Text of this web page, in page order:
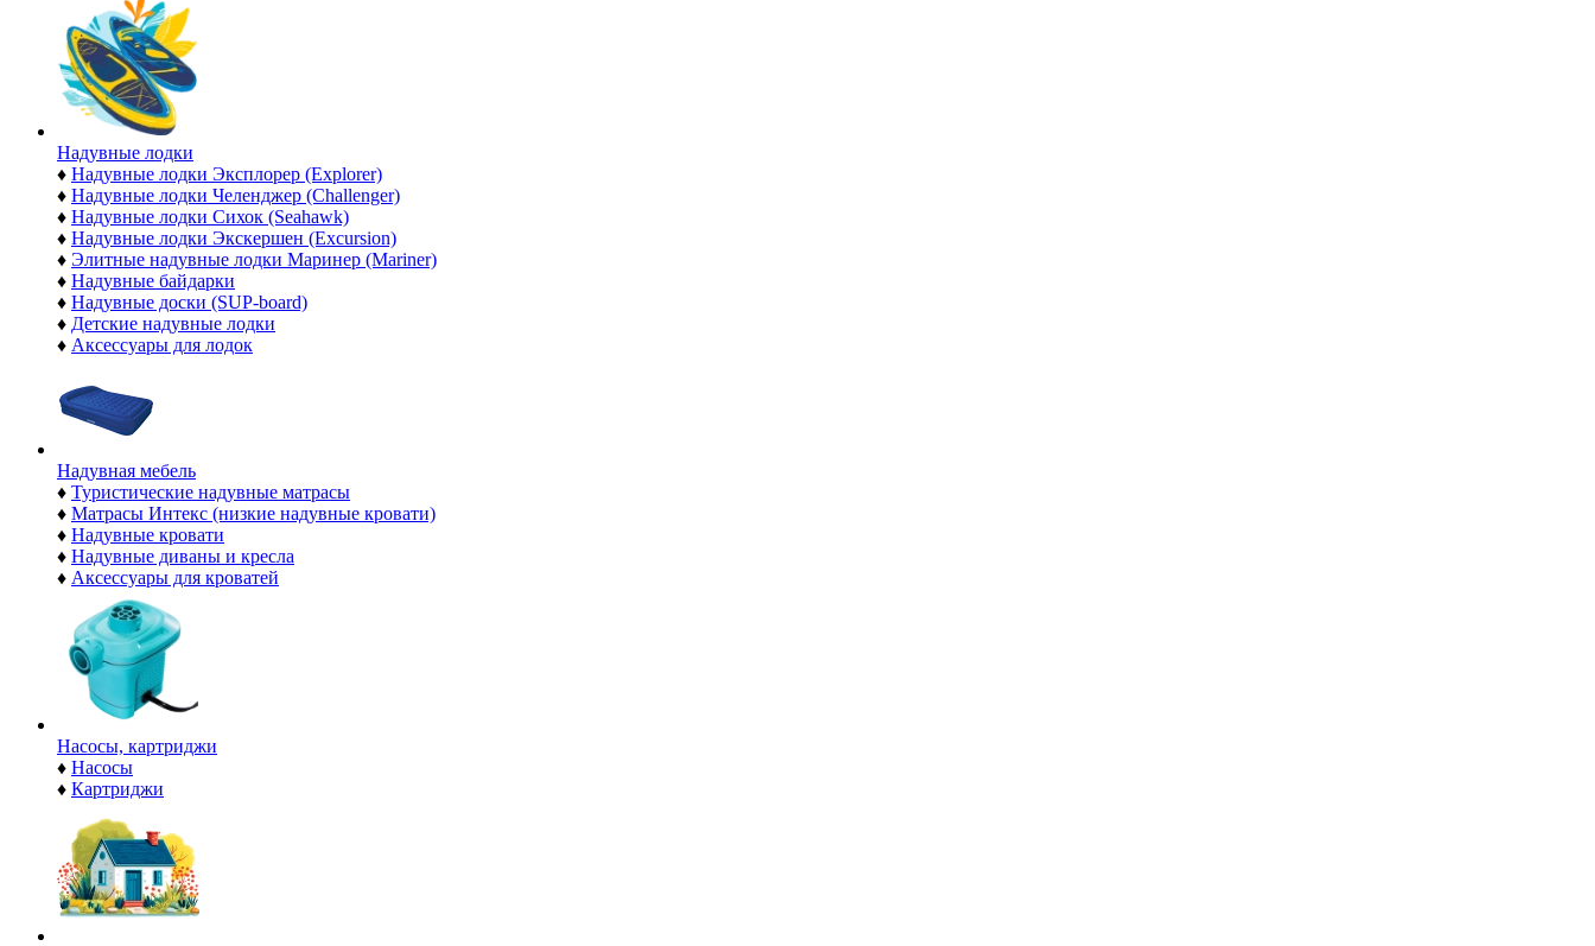
Надувные лодки
♦ Надувные лодки Эксплорер (Explorer)
♦ Надувные лодки Челенджер (Challenger)
♦ Надувные лодки Сихок (Seahawk)
♦ Надувные лодки Экскершен (Excursion)
♦ Элитные надувные лодки Маринер (Mariner)
♦ Надувные байдарки
♦ Надувные доски (SUP-board)
♦ Детские надувные лодки
♦ Аксессуары для лодок
Надувная мебель
♦ Туристические надувные матрасы
♦ Матрасы Интекс (низкие надувные кровати)
♦ Надувные кровати
♦ Надувные диваны и кресла
♦ Аксессуары для кроватей
Насосы, картриджи
♦ Насосы
♦ Картриджи